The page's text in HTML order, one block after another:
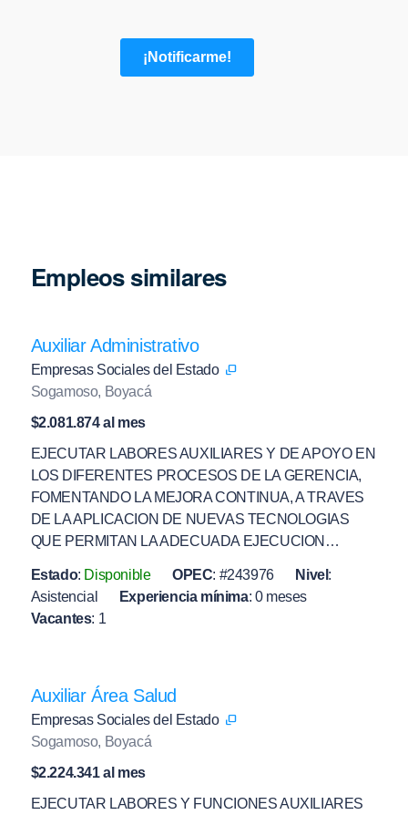
Empleos similares
Auxiliar Administrativo
Empresas Sociales del Estado
Sogamoso, Boyacá
$2.081.874 al mes
EJECUTAR LABORES AUXILIARES Y DE APOYO EN
LOS DIFERENTES PROCESOS DE LA GERENCIA,
FOMENTANDO LA MEJORA CONTINUA, A TRAVES
DE LA APLICACION DE NUEVAS TECNOLOGIAS
QUE PERMITAN LA ADECUADA EJECUCION…
Estado: Disponible OPEC: #243976 Nivel :
Asistencial
Experiencia mínima: 0 meses
Vacantes: 1
Auxiliar Área Salud
Empresas Sociales del Estado
Sogamoso, Boyacá
$2.224.341 al mes
EJECUTAR LABORES Y FUNCIONES AUXILIARES